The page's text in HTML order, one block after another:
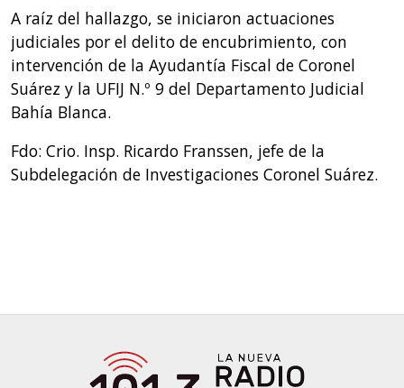
A raíz del hallazgo, se iniciaron actuaciones
judiciales por el delito de encubrimiento, con
intervención de la Ayudantía Fiscal de Coronel
Suárez y la UFIJ N.º 9 del Departamento Judicial
Bahía Blanca.
Fdo: Crio. Insp. Ricardo Franssen, jefe de la
Subdelegación de Investigaciones Coronel Suárez.